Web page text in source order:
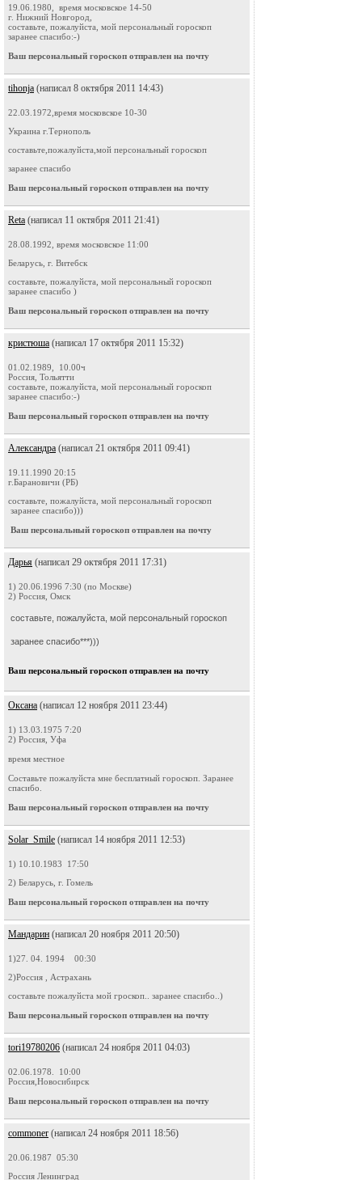
19.06.1980, время московское 14-50
г. Нижний Новгород,
составьте, пожалуйста, мой персональный гороскоп
заранее спасибо:-)
Ваш персональный гороскоп отправлен на почту
tihonja (написал 8 октября 2011 14:43)
22.03.1972,время московское 10-30
Украина г.Тернополь
составьте,пожалуйста,мой персональный гороскоп
заранее спасибо
Ваш персональный гороскоп отправлен на почту
Reta (написал 11 октября 2011 21:41)
28.08.1992, время московское 11:00
Беларусь, г. Витебск
составьте, пожалуйста, мой персональный гороскоп
заранее спасибо )
Ваш персональный гороскоп отправлен на почту
кристюша (написал 17 октября 2011 15:32)
01.02.1989, 10.00ч
Россия, Тольятти
составьте, пожалуйста, мой персональный гороскоп
заранее спасибо:-)
Ваш персональный гороскоп отправлен на почту
Александра (написал 21 октября 2011 09:41)
19.11.1990 20:15
г.Барановичи (РБ)
составьте, пожалуйста, мой персональный гороскоп
заранее спасибо)))
Ваш персональный гороскоп отправлен на почту
Дарья (написал 29 октября 2011 17:31)
1) 20.06.1996 7:30 (по Москве)
2) Россия, Омск
составьте, пожалуйста, мой персональный гороскоп
заранее спасибо***)))
Ваш персональный гороскоп отправлен на почту
Оксана (написал 12 ноября 2011 23:44)
1) 13.03.1975 7:20
2) Россия, Уфа
время местное
Составьте пожалуйста мне бесплатный гороскоп. Заранее
спасибо.
Ваш персональный гороскоп отправлен на почту
Solar_Smile (написал 14 ноября 2011 12:53)
1) 10.10.1983 17:50
2) Беларусь, г. Гомель
Ваш персональный гороскоп отправлен на почту
Мандарин (написал 20 ноября 2011 20:50)
1)27. 04. 1994 00:30
2)Россия , Астрахань
составьте пожалуйста мой гроскоп.. заранее спасибо..)
Ваш персональный гороскоп отправлен на почту
tori19780206 (написал 24 ноября 2011 04:03)
02.06.1978. 10:00
Россия,Новосибирск
Ваш персональный гороскоп отправлен на почту
commoner (написал 24 ноября 2011 18:56)
20.06.1987 05:30
Россия Ленинград